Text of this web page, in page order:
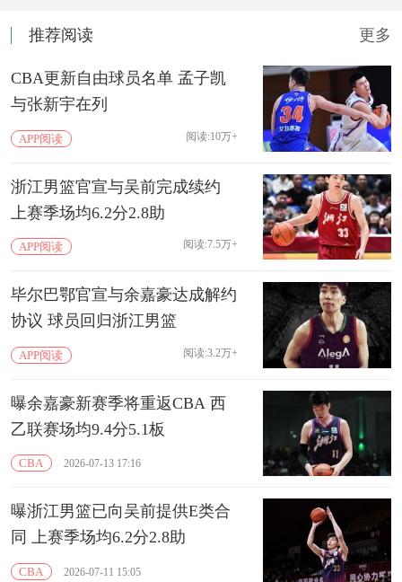
推荐阅读 更多
CBA更新自由球员名单 孟子凯
与张新宇在列
APP阅读 阅读:10万+
浙江男篮官宣与吴前完成续约
上赛季场均6.2分2.8助
APP阅读 阅读:7.5万+
毕尔巴鄂官宣与余嘉豪达成解约
协议 球员回归浙江男篮
APP阅读 阅读:3.2万+
曝余嘉豪新赛季将重返CBA 西
乙联赛场均9.4分5.1板
CBA 2026-07-13 17:16
曝浙江男篮已向吴前提供E类合
同 上赛季场均6.2分2.8助
CBA 2026-07-11 15:05